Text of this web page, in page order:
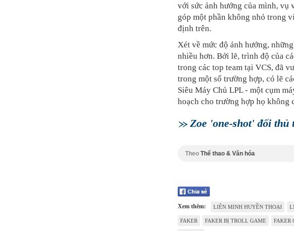
với sức ảnh hưởng của mình, vụ
góp một phần không nhỏ trong
định trên.
Xét về mức độ ảnh hưởng,
nhiều hơn. Bởi lẽ, trình độ của
trong các top team tại VCS, đã
trong một số trường hợp, có lẽ
Siêu Máy Chủ LPL - một cụm
hoạch cho trường hợp họ không
Zoe 'one-shot' đối
Theo Thể thao & Văn hóa
Xem thêm: LIÊN MINH HUYỀN THOẠI
FAKER FAKER BỊ TROLL GAME FAKER